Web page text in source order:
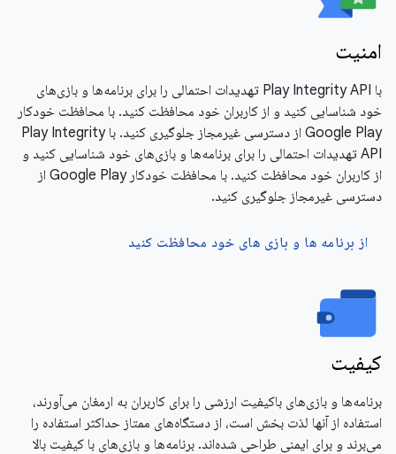
امنیت
با Play Integrity API تهدیدات احتمالی را برای برنامه‌ها و بازی‌های
خود شناسایی کنید و از کاربران خود محافظت کنید. با محافظت خودکار
Google Play از دسترسی غیرمجاز جلوگیری کنید. با Play Integrity
API تهدیدات احتمالی را برای برنامه‌ها و بازی‌های خود شناسایی کنید و
از کاربران خود محافظت کنید. با محافظت خودکار Google Play از
دسترسی غیرمجاز جلوگیری کنید.
از برنامه ها و بازی های خود محافظت کنید
کیفیت
برنامه‌ها و بازی‌های باکیفیت ارزشی را برای کاربران به ارمغان می‌آورند،
استفاده از آنها لذت بخش است، از دستگاه‌های ممتاز حداکثر استفاده را
می‌برند و برای ایمنی طراحی شده‌اند. برنامه‌ها و بازی‌های با کیفیت بالا